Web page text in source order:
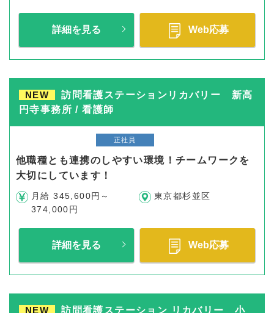
詳細を見る Web応募
NEW
訪問看護ステーションリカバリー 新高
円寺事務所 / 看護師
正社員
他職種とも連携のしやすい環境！チームワークを
大切にしています！
月給 345,600円～
374,000円
東京都杉並区
詳細を見る Web応募
NEW
訪問看護ステーション リカバリー 小